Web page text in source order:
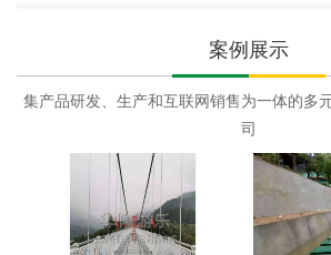
案例展示
集产品研发、生产和互联网销售为一体的多
司